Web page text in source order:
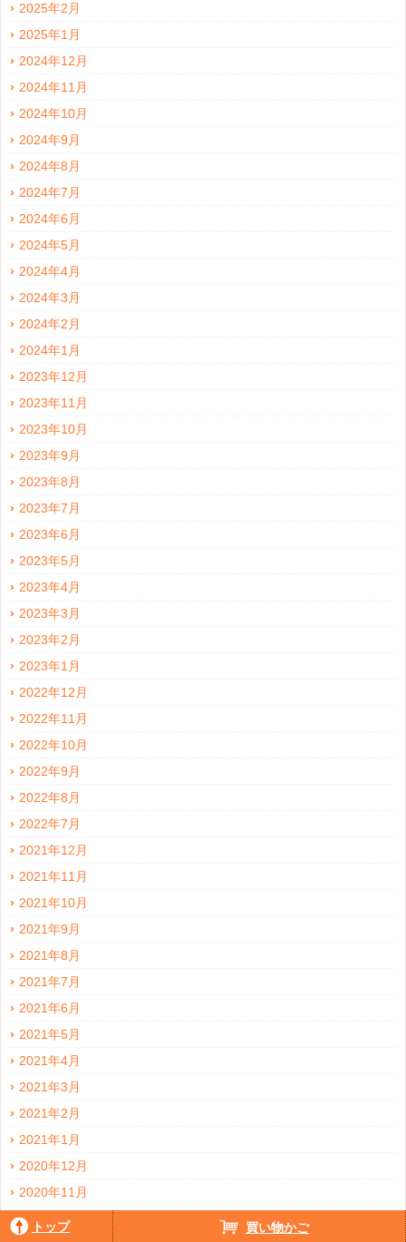
2025年2月
2025年1月
2024年12月
2024年11月
2024年10月
2024年9月
2024年8月
2024年7月
2024年6月
2024年5月
2024年4月
2024年3月
2024年2月
2024年1月
2023年12月
2023年11月
2023年10月
2023年9月
2023年8月
2023年7月
2023年6月
2023年5月
2023年4月
2023年3月
2023年2月
2023年1月
2022年12月
2022年11月
2022年10月
2022年9月
2022年8月
2022年7月
2021年12月
2021年11月
2021年10月
2021年9月
2021年8月
2021年7月
2021年6月
2021年5月
2021年4月
2021年3月
2021年2月
2021年1月
2020年12月
2020年11月
2020年10月
トップ 買い物かご